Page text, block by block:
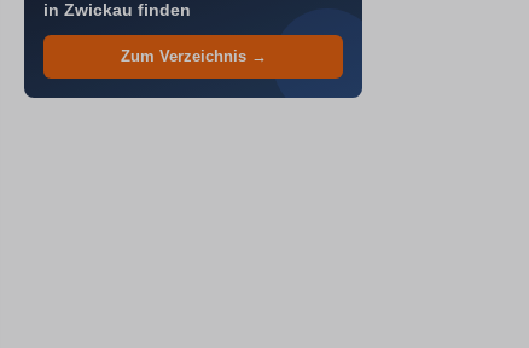
in Zwickau finden
Zum Verzeichnis →